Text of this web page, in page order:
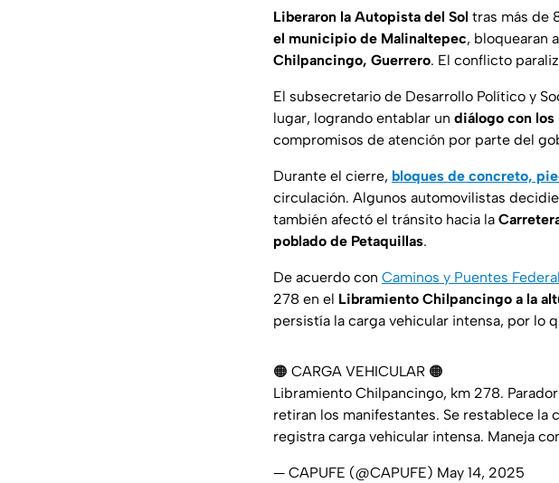
Liberaron la Autopista del Sol tras más de
el municipio de Malinaltepec, bloquearan
Chilpancingo, Guerrero. El conflicto
El subsecretario de Desarrollo Político y
lugar, logrando entablar un diálogo con
compromisos de atención por parte del
Durante el cierre, bloques de concreto,
circulación. Algunos automovilistas
también afectó el tránsito hacia la
poblado de Petaquillas.
De acuerdo con Caminos y Puentes
278 en el Libramiento Chilpancingo a la
persistía la carga vehicular intensa, por lo
🟠 CARGA VEHICULAR 🟠
Libramiento Chilpancingo, km 278.
retiran los manifestantes. Se restablece la
registra carga vehicular intensa. Maneja
— CAPUFE (@CAPUFE) May 14, 2025